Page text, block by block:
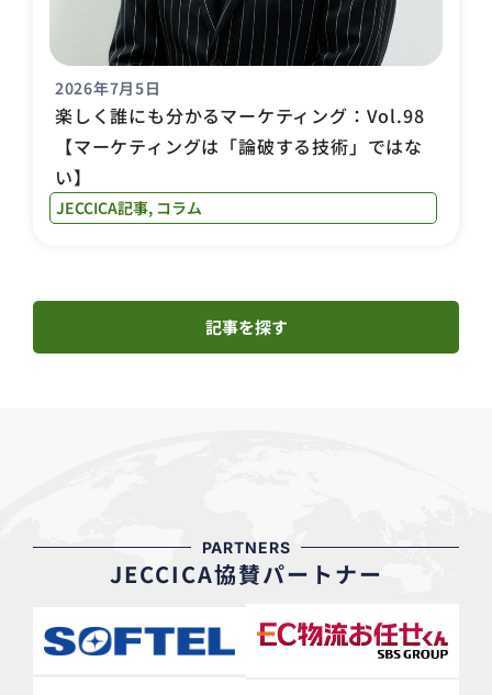
2026年7月5日
楽しく誰にも分かるマーケティング：Vol.98
【マーケティングは「論破する技術」ではな
い】
JECCICA記事, コラム
記事を探す
PARTNERS
JECCICA協賛パートナー